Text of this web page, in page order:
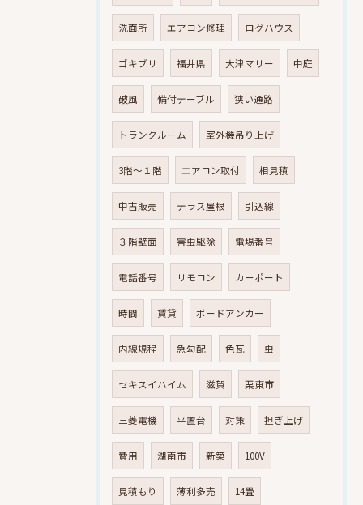
洗面所 エアコン修理 ログハウス
ゴキブリ 福井県 大津マリー 中庭
破風 備付テーブル 狭い通路
トランクルーム 室外機吊り上げ
3階～１階 エアコン取付 相見積
中古販売 テラス屋根 引込線
３階壁面 害虫駆除 電場番号
電話番号 リモコン カーポート
時間 賃貸 ボードアンカー
内線規程 急勾配 色瓦 虫
セキスイハイム 滋賀 栗東市
三菱電機 平置台 対策 担ぎ上げ
費用 湖南市 新築 100V
見積もり 薄利多売 14畳